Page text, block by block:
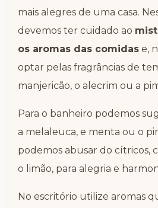
mais alegres de uma casa.
devemos ter cuidado ao
os aromas das comidas e,
optar pelas fragrâncias de
manjericão, o alecrim ou a
Para o banheiro podemos
a melaleuca, e menta ou o
podemos abusar do cítricos,
o limão, para alegria e
No escritório utilize aromas